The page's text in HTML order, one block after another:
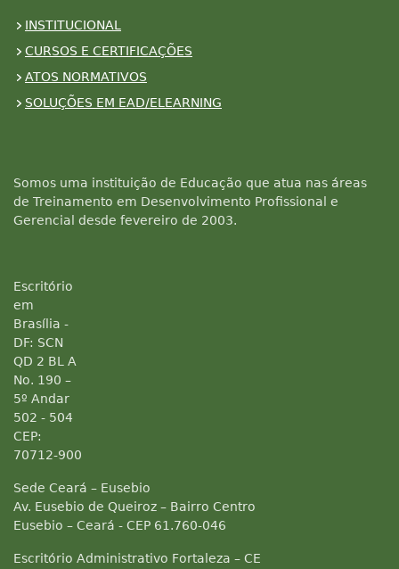
INSTITUCIONAL
CURSOS E CERTIFICAÇÕES
ATOS NORMATIVOS
SOLUÇÕES EM EAD/ELEARNING
Somos uma instituição de Educação que atua nas áreas
de Treinamento em Desenvolvimento Profissional e
Gerencial desde fevereiro de 2003.
Escritório
em
Brasília -
DF: SCN
QD 2 BL A
No. 190 –
5º Andar
502 - 504
CEP:
70712-900
Sede Ceará – Eusebio
Av. Eusebio de Queiroz – Bairro Centro
Eusebio – Ceará - CEP 61.760-046
Escritório Administrativo Fortaleza – CE